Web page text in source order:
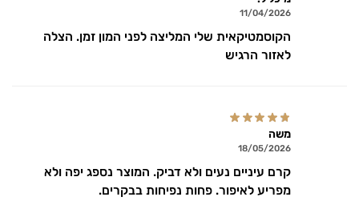
11/04/2026
הקוסמטיקאית שלי המליצה לפני המון זמן. הצלה
לאזור הרגיש
משה
18/05/2026
קרם עיניים נעים ולא דביק. המוצר נספג יפה ולא
מפריע לאיפור. פחות נפיחות בבקרים.